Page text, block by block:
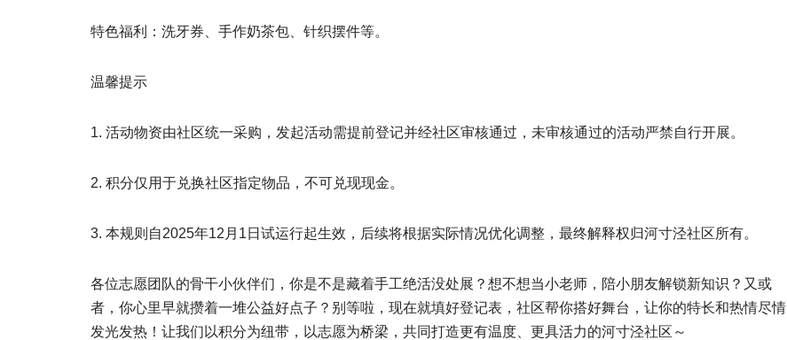
特色福利：洗牙券、手作奶茶包、针织摆件等。
温馨提示
1. 活动物资由社区统一采购，发起活动需提前登记并经社区审核通过，未审核通过的活动严禁自行开展。
2. 积分仅用于兑换社区指定物品，不可兑现现金。
3. 本规则自2025年12月1日试运行起生效，后续将根据实际情况优化调整，最终解释权归河寸泾社区所有。
各位志愿团队的骨干小伙伴们，你是不是藏着手工绝活没处展？想不想当小老师，陪小朋友解锁新知识？又或
者，你心里早就攒着一堆公益好点子？别等啦，现在就填好登记表，社区帮你搭好舞台，让你的特长和热情尽情
发光发热！让我们以积分为纽带，以志愿为桥梁，共同打造更有温度、更具活力的河寸泾社区～